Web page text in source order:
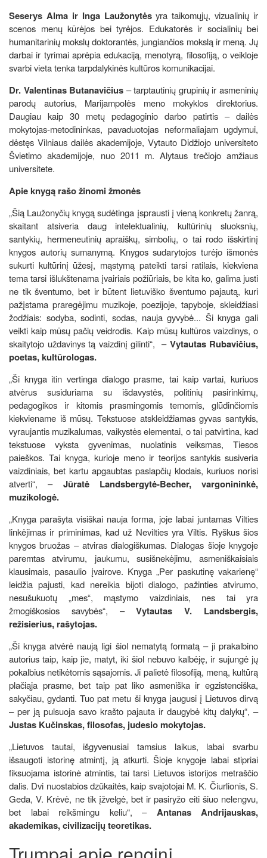
Seserys Alma ir Inga Laužonytėsyra taikomųjų, vizualinių ir
scenos menų kūrėjos bei tyrėjos. Edukatorės ir socialinių bei
humanitarinių mokslų doktorantės, jungiančios mokslą ir meną. Jų
darbai ir tyrimai aprėpia edukaciją, menotyrą, filosofiją, o veikloje
svarbi vieta tenka tarpdalykinės kultūros komunikacijai.
Dr. Valentinas Butanavičius – tarptautinių grupinių ir asmeninių
parodų autorius, Marijampolės meno mokyklos direktorius.
Daugiau kaip 30 metų pedagoginio darbo patirtis – dailės
mokytojas-metodininkas, pavaduotojas neformaliajam ugdymui,
dėstęs Vilniaus dailės akademijoje, Vytauto Didžiojo universiteto
Švietimo akademijoje, nuo 2011 m. Alytaus trečiojo amžiaus
universitete.
Apie knygą rašo žinomi žmonės
„Šią Laužonyčių knygą sudėtinga įsprausti į vieną konkretų žanrą,
skaitant atsiveria daug intelektualinių, kultūrinių sluoksnių,
santykių, hermeneutinių apraiškų, simbolių, o tai rodo išskirtinį
knygos autorių sumanymą. Knygos sudarytojos turėjo išmonės
sukurti kultūrinį ūžesį, mąstymą pateikti tarsi ratilais, kiekviena
tema tarsi išlukštenama įvairiais požiūriais, be kita ko, galima justi
ne tik šventumo, bet ir būtent lietuviško šventumo pajautą, kuri
pažįstama praregėjimu muzikoje, poezijoje, tapyboje, skleidžiasi
žodžiais: sodyba, sodinti, sodas, nauja gyvybė... Ši knyga gali
veikti kaip mūsų pačių veidrodis. Kaip mūsų kultūros vaizdinys, o
skaitytojo uždavinys tą vaizdinį gilinti“, – Vytautas Rubavičius,
poetas, kultūrologas.
„Ši knyga itin vertinga dialogo prasme, tai kaip vartai, kuriuos
atvėrus susiduriama su išdavystės, politinių pasirinkimų,
pedagogikos ir kitomis prasmingomis temomis, glūdinčiomis
kiekviename iš mūsų. Tekstuose atskleidžiamas gyvas santykis,
vyraujantis muzikalumas, vaikystės elementai, o tai patvirtina, kad
tekstuose vyksta gyvenimas, nuolatinis veiksmas, Tiesos
paieškos. Tai knyga, kurioje meno ir teorijos santykis susiveria
vaizdiniais, bet kartu apgaubtas paslapčių klodais, kuriuos norisi
atverti“, – Jūratė Landsbergytė-Becher, vargonininkė,
muzikologė.
„Knyga parašyta visiškai nauja forma, joje labai juntamas Vilties
linkėjimas ir priminimas, kad už Nevilties yra Viltis. Ryškus šios
knygos bruožas – atviras dialogiškumas. Dialogas šioje knygoje
paremtas atvirumu, jaukumu, susišnekėjimu, asmeniškaisiais
klausimais, pasaulio įvairove. Knyga „Per paskutinę vakarienę“
leidžia pajusti, kad nereikia bijoti dialogo, pažinties atvirumo,
nesušukuotų „mes“, mąstymo vaizdiniais, nes tai yra
žmogiškosios savybės“, –Vytautas V. Landsbergis,
režisierius, rašytojas.
„Ši knyga atvėrė naują ligi šiol nematytą formatą – ji prakalbino
autorius taip, kaip jie, matyt, iki šiol nebuvo kalbėję, ir sujungė jų
pokalbius netikėtomis sąsajomis. Ji palietė filosofiją, meną, kultūrą
plačiąja prasme, bet taip pat liko asmeniška ir egzistenciška,
sakyčiau, gydanti. Tuo pat metu ši knyga įaugusi į Lietuvos dirvą
– per ją pulsuoja savo krašto pajauta ir daugybė kitų dalykų“, –
Justas Kučinskas, filosofas, judesio mokytojas.
„Lietuvos tautai, išgyvenusiai tamsius laikus, labai svarbu
išsaugoti istorinę atmintį, ją atkurti. Šioje knygoje labai stipriai
fiksuojama istorinė atmintis, tai tarsi Lietuvos istorijos metraščio
dalis. Dvi nuostabios dzūkaitės, kaip svajotojai M. K. Čiurlionis, S.
Geda, V. Krėvė, ne tik įžvelgė, bet ir pasiryžo eiti šiuo nelengvu,
bet labai reikšmingu keliu“, – Antanas Andrijauskas,
akademikas, civilizacijų teoretikas.